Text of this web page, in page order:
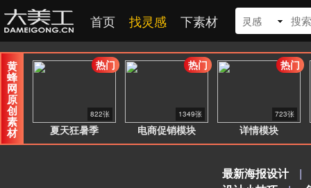
首页 找灵感 下素材 灵感
黄
蜂
网
原
创
素
材 夏天狂暑季
822张
热门
电商促销模块
1349张
热门
详情模块
723张
热门
最新海报设计
|